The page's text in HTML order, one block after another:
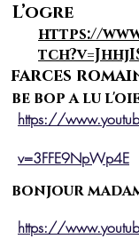
L’ogre
https://
be bop a lu
https://
v=3FFE9NpWp4E
bonjour
https://